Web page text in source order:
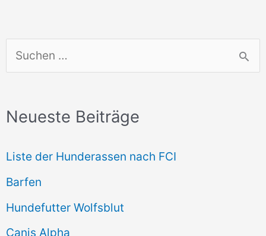
u
h
n
n
a
c
Neueste Beiträge
Liste der Hunderassen nach FCI
Barfen
Hundefutter Wolfsblut
Canis Alpha